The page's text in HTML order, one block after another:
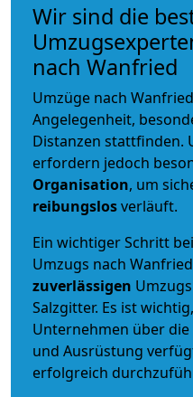
Wir sind die
nach Wanfried
Umzüge nach
Angelegenheit,
Distanzen stattfinden.
erfordern jedoch
Organisation, um
reibungslosverläuft.
Ein wichtiger Schritt
Umzugs nach
zuverlässigen
Salzgitter. Es ist
Unternehmen über
und Ausrüstung
erfolgreich